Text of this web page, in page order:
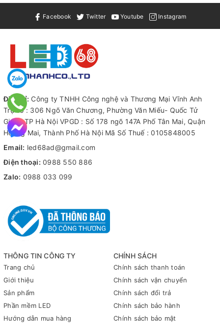
Facebook Twitter Youtube Instagram
THÔNG TIN CÔNG TY
Trang chủ
Giới thiệu
Sản phẩm
Phần mềm LED
Hướng dẫn mua hàng
CHÍNH SÁCH
Chính sách thanh toán
Chính sách vận chuyển
Chính sách đổi trả
Chính sách bảo hành
Chính sách bảo mật
Địa chỉ: Công ty TNHH Công nghệ và Thương Mại Vĩnh Anh
Trụ sở : 306 Ngõ Văn Chương, Phường Văn Miếu- Quốc Tử
Giám, TP Hà Nội VPGD : Số 178 ngõ 147A Phố Tân Mai, Quận
Hoàng Mai, Thành Phố Hà Nội Mã Số Thuế : 0105848005
Email: led68ad@gmail.com
Điện thoại: 0988 550 886
Zalo: 0988 033 099